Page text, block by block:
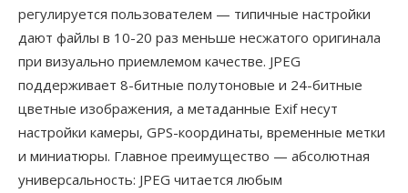
регулируется пользователем — типичные настройки
дают файлы в 10-20 раз меньше несжатого оригинала
при визуально приемлемом качестве. JPEG
поддерживает 8-битные полутоновые и 24-битные
цветные изображения, а метаданные Exif несут
настройки камеры, GPS-координаты, временные метки
и миниатюры. Главное преимущество — абсолютная
универсальность: JPEG читается любым